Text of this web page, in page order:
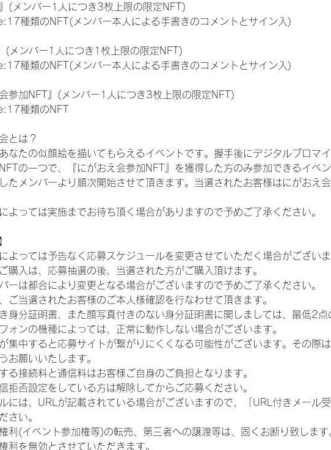
』(メンバー1人につき3枚上限の限定NFT)
種類のNFT(メンバー本人による手書きのコメントとサイン入)
(メンバー1人につき1枚上限の限定NFT)
種類のNFT(メンバー本人による手書きのコメントとサイン入)
会参加NFT』(メンバー1人につき3枚上限の限定NFT)
種類のNFT
とは？
なたの似顔絵を描いてもらえるイベントです。握手後にデジタルブロマ
の一つで、『にがおえ会参加NFT』を獲得した方のみ参加できるイベ
たメンバーより順次開始させて頂きます。当選されたお客様はにがおえ
よっては実施までお待ち頂く場合がありますので予めご了承ください。
よっては予告なく応募スケジュールを変更させていただく場合がございま
購入は、応募抽選の後、当選された方がご購入頂けます。
ーは都合により変更となる場合がございますので予めご了承ください。
ご当選されたお客様のご本人様確認を行なわせて頂きます。
身分証明書、また顔写真付きのない身分証明書に関しましては、最低2点
ォンの機種によっては、正常に動作しない場合がございます。
集中すると応募サイトが繋がりにくくなる可能性がございます。その際
お願いいたします。
る接続料と通信料はお客様ご自身のご負担となります。
拒否設定をしている方は解除してからご応募ください。
には、URLが記載されている場合がございますので、「URL付きメール
さい。
利(イベント参加権等)の転売、第三者への譲渡等は、固くお断り致しま
利を無効とさせていただきます。